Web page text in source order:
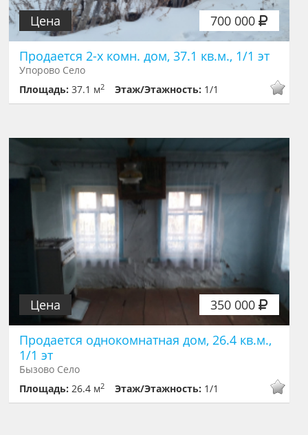
700 000
Цена
Продается 2-х комн. дом, 37.1 кв.м., 1/1 эт
Упорово Село
Площадь:37.1 м2 Этаж/Этажность: 1/1
350 000
Цена
Продается однокомнатная дом, 26.4 кв.м.,
1/1 эт
Бызово Село
Площадь:26.4 м2 Этаж/Этажность: 1/1